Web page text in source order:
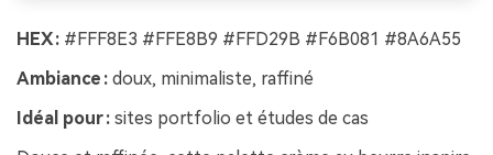
HEX : #FFF8E3 #FFE8B9 #FFD29B #F6B081 #8A6A55
Ambiance : doux, minimaliste, raffiné
Idéal pour : sites portfolio et études de cas